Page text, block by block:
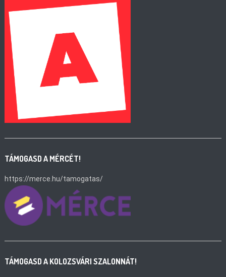
TÁMOGASD A MÉRCÉT!
https://merce.hu/tamogatas/
TÁMOGASD A KOLOZSVÁRI SZALONNÁT!